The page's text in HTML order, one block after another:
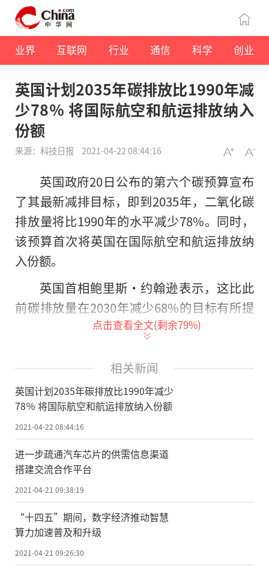
业界 互联网 行业 通信 科学 创业
英国计划2035年碳排放比1990年减
少78％ 将国际航空和航运排放纳入
份额
来源：科技日报 2021-04-22 08:44:16
英国政府20日公布的第六个碳预算宣布
了其最新减排目标，即到2035年，二氧化碳
排放量将比1990年的水平减少78%。同时，
该预算首次将英国在国际航空和航运排放纳
入份额。
英国首相鲍里斯·约翰逊表示，这比此
前碳排放量在2030年减少68%的目标有所提
年的5年内温室气体的排放量。据英国政府官
网，这将确保英国继续为应对气候变化做出
努力，同时与《巴黎协定》目标保持一致，
即将全球变暖控制在低于2℃的范围内，并努
力实现1.5℃的目标。
这一最新减排目标参考了英国政府独立
咨询机构气候变化委员会去年提出的建议。
气候变化委员会指出，必须扩大电动汽车覆
盖面，扩大海上风力发电规模，减少肉类和
奶制品的消费，并种植新
点击查看全文(剩余79%)
相关新闻
英国计划2035年碳排放比1990年减少
78％ 将国际航空和航运排放纳入份额
2021-04-22 08:44:16
进一步疏通汽车芯片的供需信息渠道
搭建交流合作平台
2021-04-21 09:38:19
“十四五”期间，数字经济推动智慧
算力加速普及和升级
2021-04-21 09:26:30